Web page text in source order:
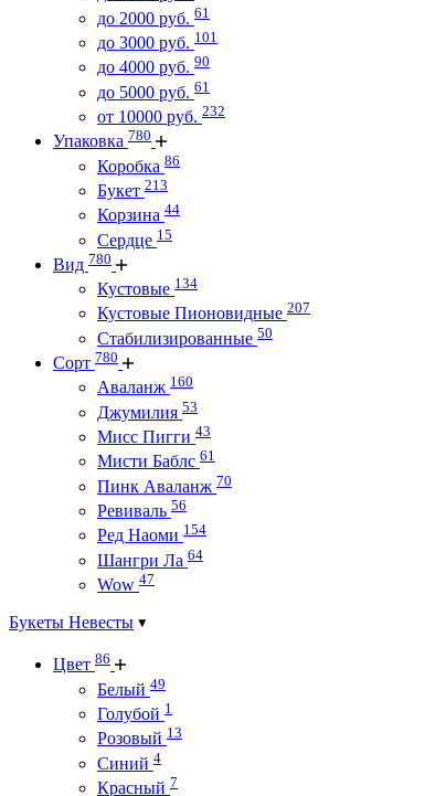
до 2000 руб. 61
до 3000 руб. 101
до 4000 руб. 90
до 5000 руб. 61
от 10000 руб. 232
Упаковка 780
Коробка 86
Букет 213
Корзина 44
Сердце 15
Вид 780
Кустовые 134
Кустовые Пионовидные 207
Стабилизированные 50
Сорт 780
Аваланж 160
Джумилия 53
Мисс Пигги 43
Мисти Баблс 61
Пинк Аваланж 70
Ревиваль 56
Ред Наоми 154
Шангри Ла 64
Wow 47
Букеты Невесты
Цвет 86
Белый 49
Голубой 1
Розовый 13
Синий 4
Красный 7